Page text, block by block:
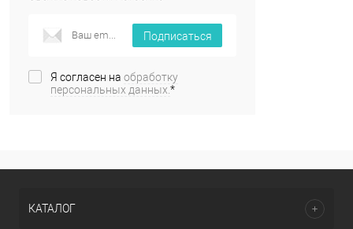
Подписаться
Я согласен на обработку
персональных данных. *
КАТАЛОГ